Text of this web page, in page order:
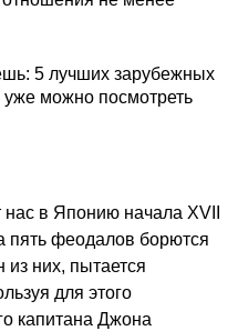
в Японию начала XVII
пять феодалов борются
из них, пытается
для этого
капитана Джона